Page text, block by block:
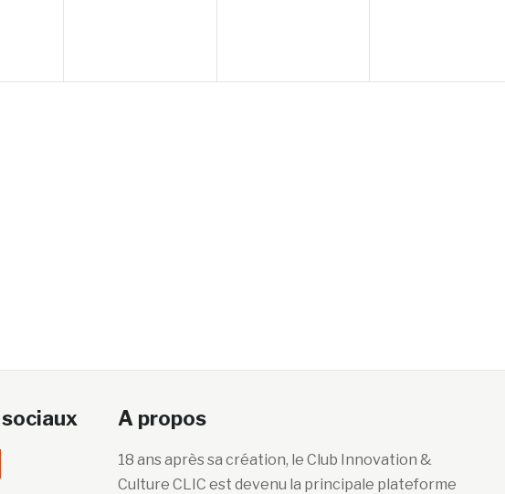
A propos
18 ans après sa création, le Club Innovation &
Culture CLIC est devenu la principale plateforme